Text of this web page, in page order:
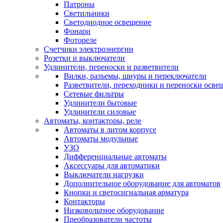
Патроны
Светильники
Светодиодное освещение
Фонари
Фотореле
Счетчики электроэнергии
Розетки и выключатели
Удлинители, переноски и разветвители
Вилки, разъемы, шнуры и переключатели
Разветвители, переходники и переноски
Сетевые фильтры
Удлинители бытовые
Удлинители силовые
Автоматы, контакторы, реле
Автоматы в литом корпусе
Автоматы модульные
УЗО
Дифференциальные автоматы
Аксессуары для автоматики
Выключатели нагрузки
Дополнительное оборудование для автоматов
Кнопки и светосигнальная арматура
Контакторы
Низковольтное оборудование
Преобразователи частоты